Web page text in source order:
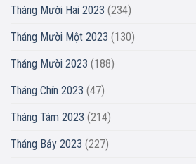
Tháng Mười Hai 2023 (234)
Tháng Mười Một 2023 (130)
Tháng Mười 2023 (188)
Tháng Chín 2023 (47)
Tháng Tám 2023 (214)
Tháng Bảy 2023 (227)